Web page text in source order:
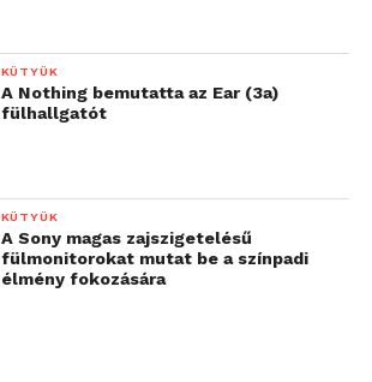
KÜTYÜK
A Nothing bemutatta az Ear (3a)
fülhallgatót
KÜTYÜK
A Sony magas zajszigetelésű
fülmonitorokat mutat be a színpadi
élmény fokozására